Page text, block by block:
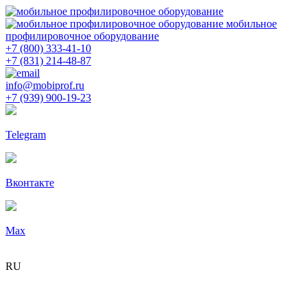
мобильное
профилировочное оборудование
+7 (800) 333-41-10
+7 (831) 214-48-87
info@mobiprof.ru
+7 (939) 900-19-23
Telegram
Вконтакте
Max
RU